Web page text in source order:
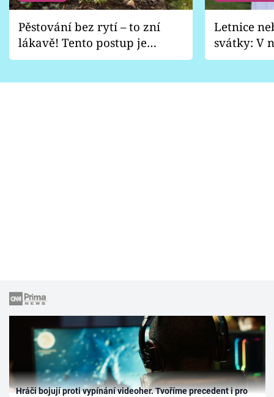
Pěstování bez rytí – to zní
lákavě! Tento postup je
vhodný jen pro některé
Letnice
svátky: V
pondělí
Hráči bojují proti vypínání videoher. Tvoříme precedent i pro